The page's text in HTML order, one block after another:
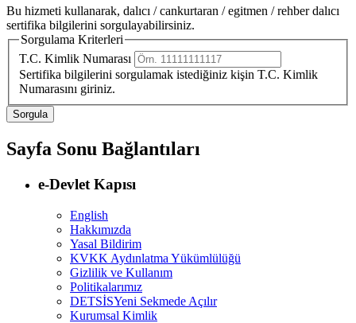
Bu hizmeti kullanarak, dalıcı / cankurtaran / egitmen / rehber dalıcı
sertifika bilgilerini sorgulayabilirsiniz.
Sorgulama Kriterleri
T.C. Kimlik Numarası
Sertifika bilgilerini sorgulamak istediğiniz kişin T.C. Kimlik
Numarasını giriniz.
Sayfa Sonu Bağlantıları
e-Devlet Kapısı
English
Hakkımızda
Yasal Bildirim
KVKK Aydınlatma Yükümlülüğü
Gizlilik ve Kullanım
Politikalarımız
DETSİSYeni Sekmede Açılır
Kurumsal Kimlik